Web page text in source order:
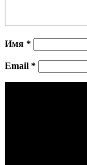
Имя *
Email *